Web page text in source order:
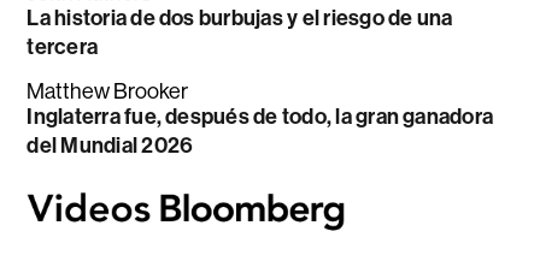
La historia de dos burbujas y el riesgo de una
tercera
Matthew Brooker
Inglaterra fue, después de todo, la gran ganadora
del Mundial 2026